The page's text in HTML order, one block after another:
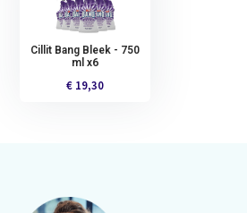
Cillit Bang Bleek - 750
ml x6
€ 19,30